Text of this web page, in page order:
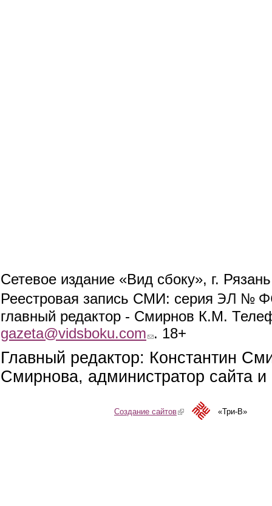
Сетевое издание «Вид сбоку», г.
Реестровая запись СМИ: серия ЭЛ №
главный редактор - Смирнов К.М.
gazeta@vidsboku.com (link sends e-mail)
. 18+
Главный редактор: Константин
Смирнова, администратор сайта
Создание сайтов(link is external)«Три-В»